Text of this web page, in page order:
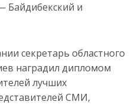
Байдибекский и
секретарь областного
наградил дипломом
лучших
СМИ,